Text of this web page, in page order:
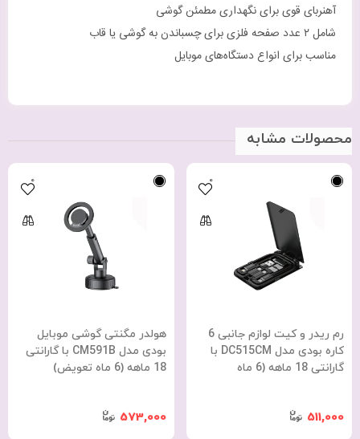
آهنربای قوی برای نگهداری مطمئن گوشی
شامل ۲ عدد صفحه فلزی برای چسباندن به گوشی یا قاب
مناسب برای انواع دستگاه‌های موبایل
محصولات مشابه
رم ریدر و کیت لوازم جانبی 6
کاره بودی مدل DC515CM با
گارانتی 18 ماهه (6 ماه
511,000
0
هولدر مگنتی گوشی موبایل
بودی مدل CM591B با گارانتی
18 ماهه (6 ماه تعویض)
573,000
0